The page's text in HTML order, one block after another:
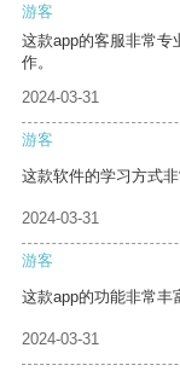
游客
这款app的客服非常专
作。
2024-03-31
游客
这款软件的学习方式
2024-03-31
游客
这款app的功能非常丰
2024-03-31